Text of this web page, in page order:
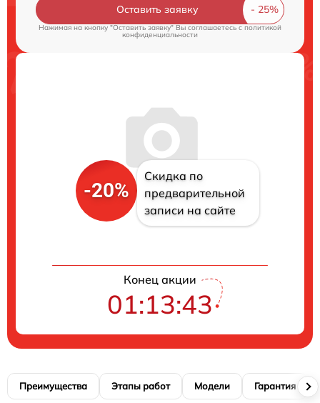
Оставить заявку
Нажимая на кнопку "Оставить заявку" Вы соглашаетесь c политикой
конфиденциальности
-20%
Скидка по
предварительной
записи на сайте
Конец акции
01:13:42
Преимущества Этапы работ Модели Гарантия